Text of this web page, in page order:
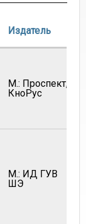
Издатель
М.: Проспект,
КноРус
М.: ИД ГУВ
ШЭ